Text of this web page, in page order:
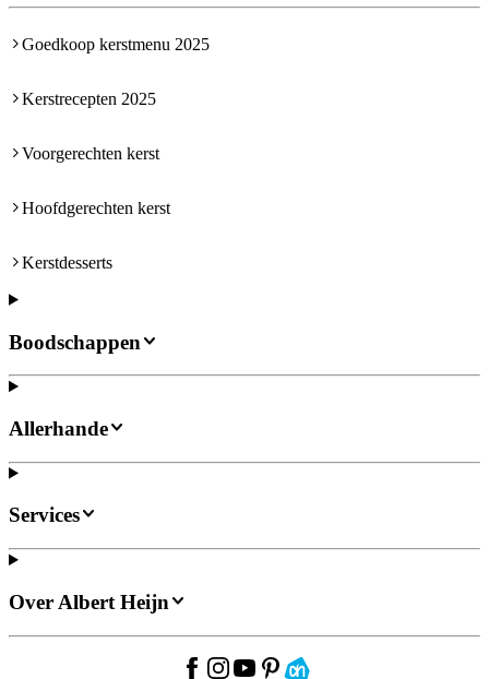
Goedkoop kerstmenu 2025
Kerstrecepten 2025
Voorgerechten kerst
Hoofdgerechten kerst
Kerstdesserts
Boodschappen
Allerhande
Services
Over Albert Heijn